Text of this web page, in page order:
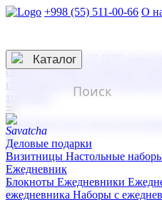
+998 (55) 511-00-66 О
3D гравировка
смолой (Doming)
гравировка твердая
тиснение
☰
Контакты
Каталог
Деловые подарки
Визитницы Настольные
Ежедневник
Блокноты Ежедневники
ежедневника Наборы с